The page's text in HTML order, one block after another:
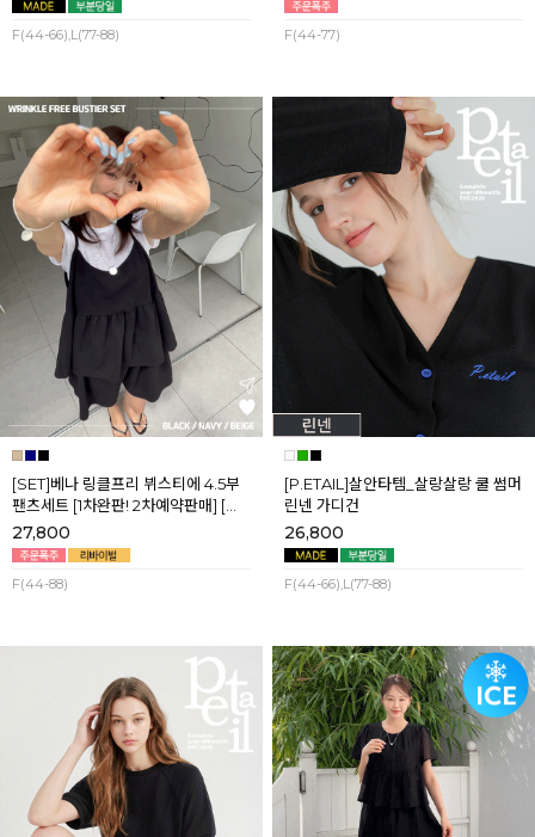
F(44-66),L(77-88) F(44-77)
[SET]베나 링클프리 뷔스티에 4.5부
팬츠세트 [1차완판! 2차예약판매] [네
이비,블랙] 8월셋째주 순차배송
27,800
F(44-88)
[P.ETAIL]살안타템_살랑살랑 쿨 썸머
린넨 가디건
26,800
F(44-66),L(77-88)